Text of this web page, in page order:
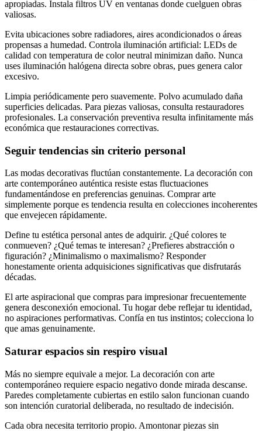
apropiadas. Instala filtros UV en ventanas donde cuelguen obras
valiosas.
Evita ubicaciones sobre radiadores, aires acondicionados o áreas
propensas a humedad. Controla iluminación artificial: LEDs de
calidad con temperatura de color neutral minimizan daño. Nunca
uses iluminación halógena directa sobre obras, pues genera calor
excesivo.
Limpia periódicamente pero suavemente. Polvo acumulado daña
superficies delicadas. Para piezas valiosas, consulta restauradores
profesionales. La conservación preventiva resulta infinitamente más
económica que restauraciones correctivas.
Seguir tendencias sin criterio personal
Las modas decorativas fluctúan constantemente. La decoración con
arte contemporáneo auténtica resiste estas fluctuaciones
fundamentándose en preferencias genuinas. Comprar arte
simplemente porque es tendencia resulta en colecciones incoherentes
que envejecen rápidamente.
Define tu estética personal antes de adquirir. ¿Qué colores te
conmueven? ¿Qué temas te interesan? ¿Prefieres abstracción o
figuración? ¿Minimalismo o maximalismo? Responder
honestamente orienta adquisiciones significativas que disfrutarás
décadas.
El arte aspiracional que compras para impresionar frecuentemente
genera desconexión emocional. Tu hogar debe reflejar tu identidad,
no aspiraciones performativas. Confía en tus instintos; colecciona lo
que amas genuinamente.
Saturar espacios sin respiro visual
Más no siempre equivale a mejor. La decoración con arte
contemporáneo requiere espacio negativo donde mirada descanse.
Paredes completamente cubiertas en estilo salon funcionan cuando
son intención curatorial deliberada, no resultado de indecisión.
Cada obra necesita territorio propio. Amontonar piezas sin